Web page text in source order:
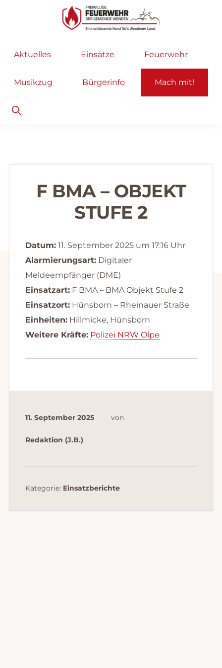
Hauptnavigation
Feuerwehr
helfen
selbstverständlich!
Aktuelles Einsätze Feuerwehr
Musikzug Bürgerinfo Mach mit!
Show
Search
F BMA – OBJEKT
STUFE 2
Datum:11. September 2025 um 17:16 Uhr
Alarmierungsart:Digitaler
Meldeempfänger (DME)
Einsatzart:F BMA – BMA Objekt Stufe 2
Einsatzort:Hünsborn – Rheinauer Straße
Einheiten:Hillmicke, Hünsborn
Weitere Kräfte: Polizei NRW Olpe
11. September 2025 von
Redaktion (J.B.)
Kategorie: Einsatzberichte